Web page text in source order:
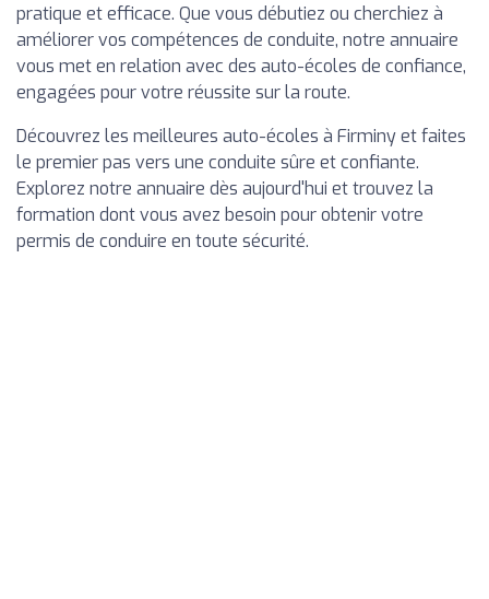
pratique et efficace. Que vous débutiez ou cherchiez à
améliorer vos compétences de conduite, notre annuaire
vous met en relation avec des auto-écoles de confiance,
engagées pour votre réussite sur la route.
Découvrez les meilleures auto-écoles à Firminy et faites
le premier pas vers une conduite sûre et confiante.
Explorez notre annuaire dès aujourd'hui et trouvez la
formation dont vous avez besoin pour obtenir votre
permis de conduire en toute sécurité.